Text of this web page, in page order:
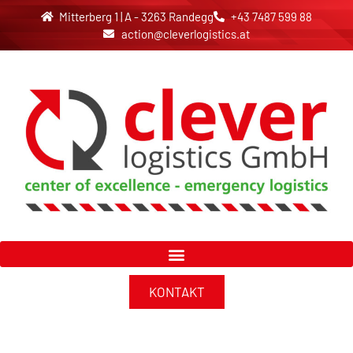
Mitterberg 1 | A - 3263 Randegg
+43 7487 599 88
action@cleverlogistics.at
KONTAKT